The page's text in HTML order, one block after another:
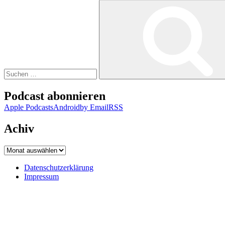
Podcast abonnieren
Apple PodcastsAndroidby EmailRSS
Achiv
Achiv
Datenschutzerklärung
Impressum